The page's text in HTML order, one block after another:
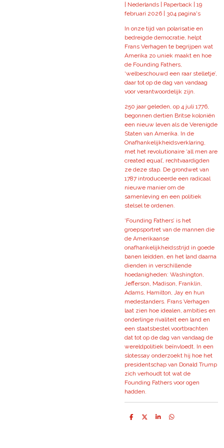
Nederlands | Paperback | 19
februari 2026 | 304 pagina's
In onze tijd van polarisatie en
bedreigde democratie, helpt
Frans Verhagen te begrijpen wat
Amerika zo uniek maakt en hoe
de Founding Fathers,
‘welbeschouwd een raar stelletje’,
daar tot op de dag van vandaag
voor verantwoordelijk zijn.
250 jaar geleden, op 4 juli 1776,
begonnen dertien Britse koloniën
een nieuw leven als de Verenigde
Staten van Amerika. In de
Onafhankelijkheidsverklaring,
met het revolutionaire ‘all men are
created equal’, rechtvaardigden
ze deze stap. De grondwet van
1787 introduceerde een radicaal
nieuwe manier om de
samenleving en een politiek
stelsel te ordenen.
‘Founding Fathers’ is het
groepsportret van de mannen die
de Amerikaanse
onafhankelijkheidsstrijd in goede
banen leidden, en het land daarna
dienden in verschillende
hoedanigheden: Washington,
Jefferson, Madison, Franklin,
Adams, Hamilton, Jay en hun
medestanders. Frans Verhagen
laat zien hoe idealen, ambities en
onderlinge rivaliteit een land en
een staatsbestel voortbrachten
dat tot op de dag van vandaag de
wereldpolitiek beïnvloedt. In een
slotessay onderzoekt hij hoe het
presidentschap van Donald Trump
zich verhoudt tot wat de
Founding Fathers voor ogen
hadden.
D
D
S
D